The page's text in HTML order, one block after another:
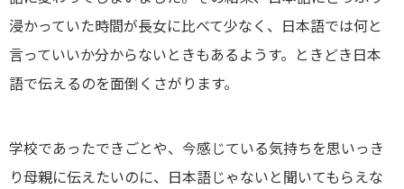
浸かっていた時間が長女に比べて少なく、日本語では何と
言っていいか分からないときもあるようす。ときどき日本
語で伝えるのを面倒くさがります。
学校であったできごとや、今感じている気持ちを思いっき
り母親に伝えたいのに、日本語じゃないと聞いてもらえな